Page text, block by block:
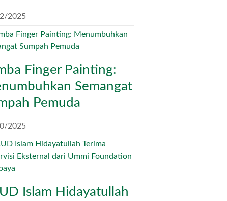
2025
Finger Painting:
Semangat
Pemuda
2025
Islam Hidayatullah